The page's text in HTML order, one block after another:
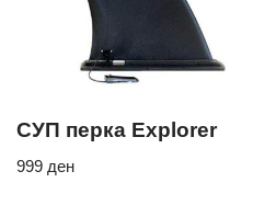
СУП перка Explorer
999 ден